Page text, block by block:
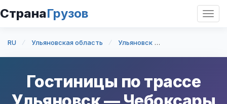
СтранаГрузов
RU Ульяновская область Ульяновск
Гостиницы по трассе